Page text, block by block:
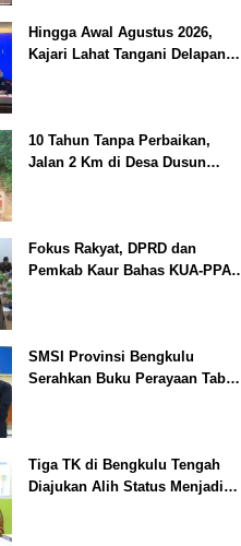
Hingga Awal Agustus 2026,
Kajari Lahat Tangani Delapan
10 Tahun Tanpa Perbaikan,
Jalan 2 Km di Desa Dusun
Fokus Rakyat, DPRD dan
Pemkab Kaur Bahas KUA-PPAS
SMSI Provinsi Bengkulu
Serahkan Buku Perayaan Tabot
Tiga TK di Bengkulu Tengah
Diajukan Alih Status Menjadi